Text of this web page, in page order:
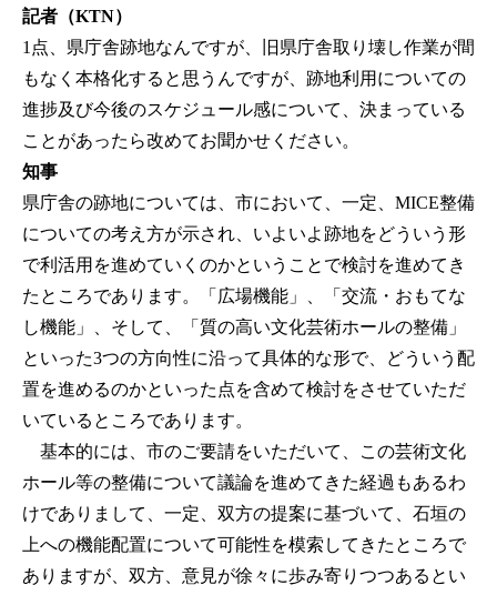
記者（KTN）
1点、県庁舎跡地なんですが、旧県庁舎取り壊し作業が間
もなく本格化すると思うんですが、跡地利用についての
進捗及び今後のスケジュール感について、決まっている
ことがあったら改めてお聞かせください。
知事
県庁舎の跡地については、市において、一定、MICE整備
についての考え方が示され、いよいよ跡地をどういう形
で利活用を進めていくのかということで検討を進めてき
たところであります。「広場機能」、「交流・おもてな
し機能」、そして、「質の高い文化芸術ホールの整備」
といった3つの方向性に沿って具体的な形で、どういう配
置を進めるのかといった点を含めて検討をさせていただ
いているところであります。
基本的には、市のご要請をいただいて、この芸術文化
ホール等の整備について議論を進めてきた経過もあるわ
けでありまして、一定、双方の提案に基づいて、石垣の
上への機能配置について可能性を模索してきたところで
ありますが、双方、意見が徐々に歩み寄りつつあるとい